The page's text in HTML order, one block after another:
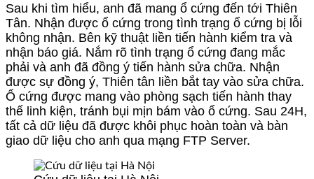
Sau khi tìm hiểu, anh đã mang ổ cứng đến tới Thiên
Tân. Nhận được ổ cứng trong tình trạng ổ cứng bị lỗi
không nhận. Bên kỹ thuật liền tiến hành kiểm tra và
nhận báo giá. Nắm rõ tình trạng ổ cứng đang mắc
phải và anh đã đồng ý tiến hành sửa chữa. Nhận
được sự đồng ý, Thiên tân liền bắt tay vào sửa chữa.
Ổ cứng được mang vào phòng sạch tiến hành thay
thế linh kiện, tránh bụi mịn bám vào ổ cứng. Sau 24H,
tất cả dữ liệu đã được khôi phục hoàn toàn và bàn
giao dữ liệu cho anh qua mạng FTP Server.